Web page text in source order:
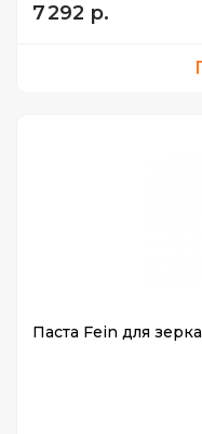
7 292 р.
Паста Fein для